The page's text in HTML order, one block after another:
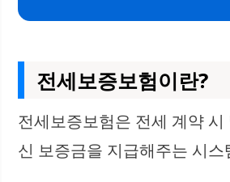
전세보증보험이란?
전세보증보험은 전세 계약
신 보증금을 지급해주는 시